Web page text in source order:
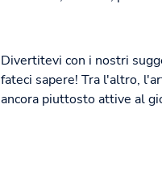
Divertitevi con i nostri
fateci sapere! Tra l'altro,
ancora piuttosto attive al